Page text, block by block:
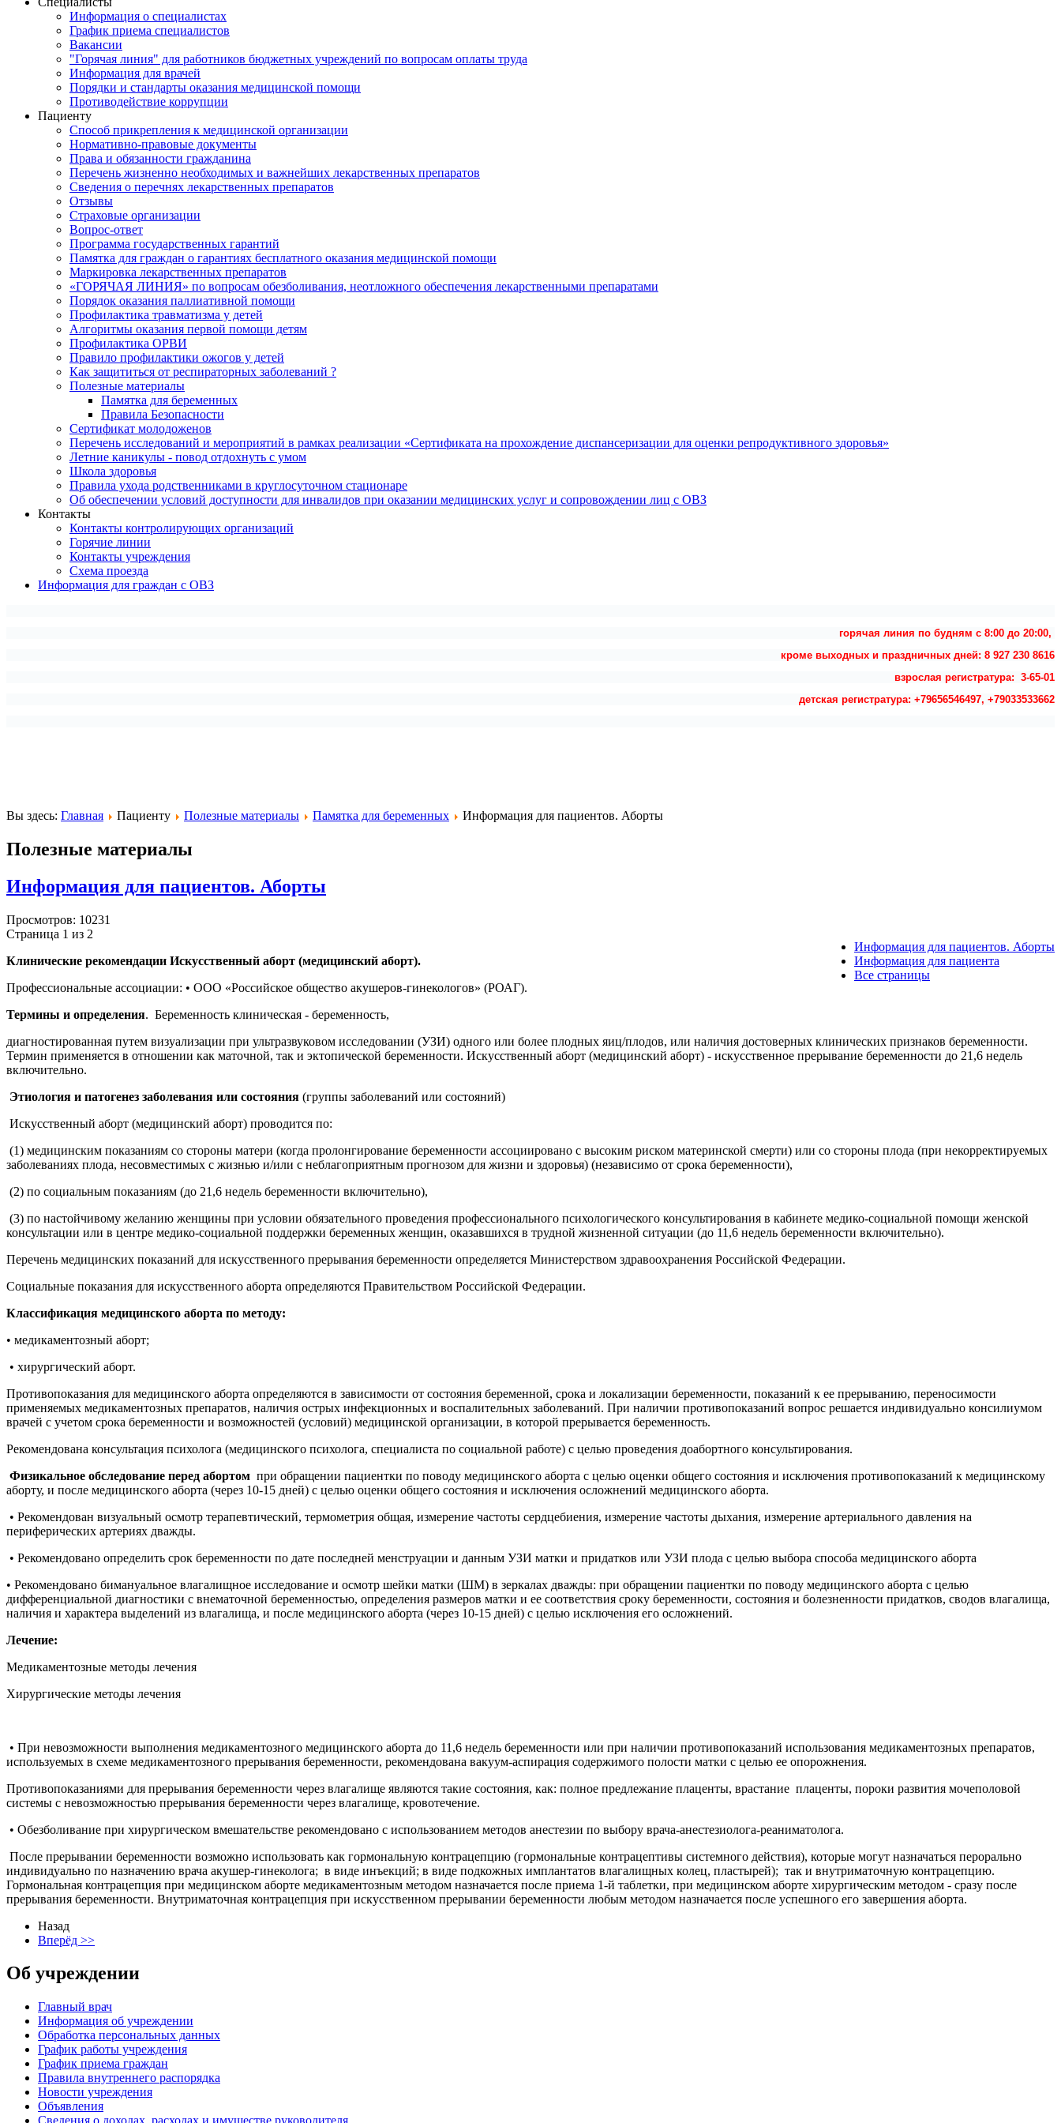
Информация о специалистах
График приема специалистов
Вакансии
"Горячая линия" для работников бюджетных учреждений по вопросам оплаты труда
Информация для врачей
Порядки и стандарты оказания медицинской помощи
Противодействие коррупции
Пациенту
Способ прикрепления к медицинской организации
Нормативно-правовые документы
Права и обязанности гражданина
Перечень жизненно необходимых и важнейших лекарственных препаратов
Сведения о перечнях лекарственных препаратов
Отзывы
Страховые организации
Вопрос-ответ
Программа государственных гарантий
Памятка для граждан о гарантиях бесплатного оказания медицинской помощи
Маркировка лекарственных препаратов
«ГОРЯЧАЯ ЛИНИЯ» по вопросам обезболивания, неотложного обеспечения лекарственными препаратами
Порядок оказания паллиативной помощи
Профилактика травматизма у детей
Алгоритмы оказания первой помощи детям
Профилактика ОРВИ
Правило профилактики ожогов у детей
Как защититься от респираторных заболеваний ?
Полезные материалы
Памятка для беременных
Правила Безопасности
Сертификат молодоженов
Перечень исследований и мероприятий в рамках реализации «Сертификата на прохождение диспансеризации для оценки репродуктивного здоровья»
Летние каникулы - повод отдохнуть с умом
Школа здоровья
Правила ухода родственниками в круглосуточном стационаре
Об обеспечении условий доступности для инвалидов при оказании медицинских услуг и сопровождении лиц с ОВЗ
Контакты
Контакты контролирующих организаций
Горячие линии
Контакты учреждения
Схема проезда
Информация для граждан с ОВЗ
горячая линия по будням с 8:00 до 20:00,
кроме выходных и праздничных дней: 8 927 230 8616
взрослая регистратура: 3-65-01
детская регистратура: +79656546497, +79033533662
Вы здесь: Главная Пациенту Полезные материалы Памятка для беременных Информация для пациентов. Аборты
Полезные материалы
Информация для пациентов. Аборты
Просмотров: 10231
Информация для пациентов. Аборты
Информация для пациента
Все страницы
Страница 1 из 2
Клинические рекомендации Искусственный аборт (медицинский аборт).
Профессиональные ассоциации: • ООО «Российское общество акушеров-гинекологов» (РОАГ).
Термины и определения. Беременность клиническая - беременность,
диагностированная путем визуализации при ультразвуковом исследовании (УЗИ) одного или более плодных яиц/плодов, или наличия достоверных клинических признаков беременности.
Термин применяется в отношении как маточной, так и эктопической беременности. Искусственный аборт (медицинский аборт) - искусственное прерывание беременности до 21,6 недель
включительно.
Этиология и патогенез заболевания или состояния (группы заболеваний или состояний)
Искусственный аборт (медицинский аборт) проводится по:
(1) медицинским показаниям со стороны матери (когда пролонгирование беременности ассоциировано с высоким риском материнской смерти) или со стороны плода (при некорректируемых
заболеваниях плода, несовместимых с жизнью и/или с неблагоприятным прогнозом для жизни и здоровья) (независимо от срока беременности),
(2) по социальным показаниям (до 21,6 недель беременности включительно),
(3) по настойчивому желанию женщины при условии обязательного проведения профессионального психологического консультирования в кабинете медико-социальной помощи женской
консультации или в центре медико-социальной поддержки беременных женщин, оказавшихся в трудной жизненной ситуации (до 11,6 недель беременности включительно).
Перечень медицинских показаний для искусственного прерывания беременности определяется Министерством здравоохранения Российской Федерации.
Социальные показания для искусственного аборта определяются Правительством Российской Федерации.
Классификация медицинского аборта по методу:
• медикаментозный аборт;
• хирургический аборт.
Противопоказания для медицинского аборта определяются в зависимости от состояния беременной, срока и локализации беременности, показаний к ее прерыванию, переносимости
применяемых медикаментозных препаратов, наличия острых инфекционных и воспалительных заболеваний. При наличии противопоказаний вопрос решается индивидуально консилиумом
врачей с учетом срока беременности и возможностей (условий) медицинской организации, в которой прерывается беременность.
Рекомендована консультация психолога (медицинского психолога, специалиста по социальной работе) с целью проведения доабортного консультирования.
Физикальное обследование перед абортом при обращении пациентки по поводу медицинского аборта с целью оценки общего состояния и исключения противопоказаний к медицинскому
аборту, и после медицинского аборта (через 10-15 дней) с целью оценки общего состояния и исключения осложнений медицинского аборта.
• Рекомендован визуальный осмотр терапевтический, термометрия общая, измерение частоты сердцебиения, измерение частоты дыхания, измерение артериального давления на
периферических артериях дважды.
• Рекомендовано определить срок беременности по дате последней менструации и данным УЗИ матки и придатков или УЗИ плода с целью выбора способа медицинского аборта
• Рекомендовано бимануальное влагалищное исследование и осмотр шейки матки (ШМ) в зеркалах дважды: при обращении пациентки по поводу медицинского аборта с целью
дифференциальной диагностики с внематочной беременностью, определения размеров матки и ее соответствия сроку беременности, состояния и болезненности придатков, сводов влагалища,
наличия и характера выделений из влагалища, и после медицинского аборта (через 10-15 дней) с целью исключения его осложнений.
Лечение:
Медикаментозные методы лечения
Хирургические методы лечения
• При невозможности выполнения медикаментозного медицинского аборта до 11,6 недель беременности или при наличии противопоказаний использования медикаментозных препаратов,
используемых в схеме медикаментозного прерывания беременности, рекомендована вакуум-аспирация содержимого полости матки с целью ее опорожнения.
Противопоказаниями для прерывания беременности через влагалище являются такие состояния, как: полное предлежание плаценты, врастание плаценты, пороки развития мочеполовой
системы с невозможностью прерывания беременности через влагалище, кровотечение.
• Обезболивание при хирургическом вмешательстве рекомендовано с использованием методов анестезии по выбору врача-анестезиолога-реаниматолога.
После прерывании беременности возможно использовать как гормональную контрацепцию (гормональные контрацептивы системного действия), которые могут назначаться перорально
индивидуально по назначению врача акушер-гинеколога; в виде инъекций; в виде подкожных имплантатов влагалищных колец, пластырей); так и внутриматочную контрацепцию.
Гормональная контрацепция при медицинском аборте медикаментозным методом назначается после приема 1-й таблетки, при медицинском аборте хирургическим методом - сразу после
прерывания беременности. Внутриматочная контрацепция при искусственном прерывании беременности любым методом назначается после успешного его завершения аборта.
Назад
Вперёд >>
Об учреждении
Главный врач
Информация об учреждении
Обработка персональных данных
График работы учреждения
График приема граждан
Правила внутреннего распорядка
Новости учреждения
Объявления